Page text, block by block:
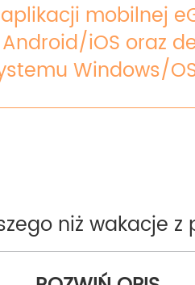
mobilnej
iOS oraz
Windows/
niż wakacje z
że w gronie